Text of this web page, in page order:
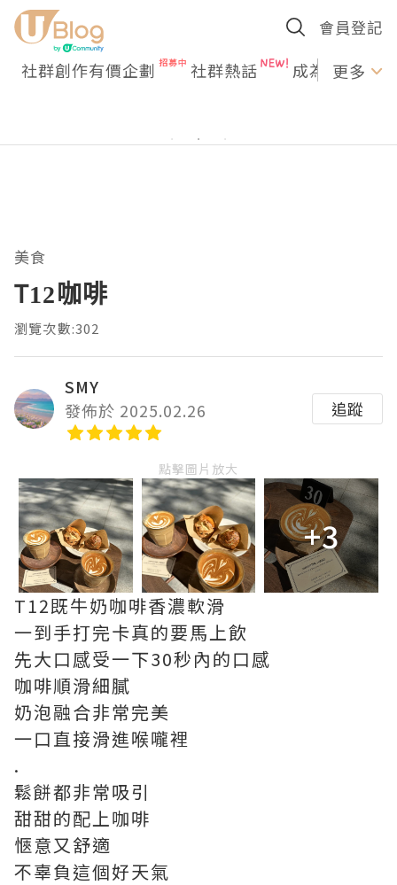
會員登記
社群創作有價企劃 社群熱話 成為U更多
美食
T12咖啡
瀏覽次數:302
SMY
發佈於 2025.02.26
追蹤
點擊圖片放大
+3
T12既牛奶咖啡香濃軟滑
一到手打完卡真的要馬上飲
先大口感受一下30秒內的口感
咖啡順滑細膩
奶泡融合非常完美
一口直接滑進喉嚨裡
.
鬆餅都非常吸引
甜甜的配上咖啡
愜意又舒適
不辜負這個好天氣